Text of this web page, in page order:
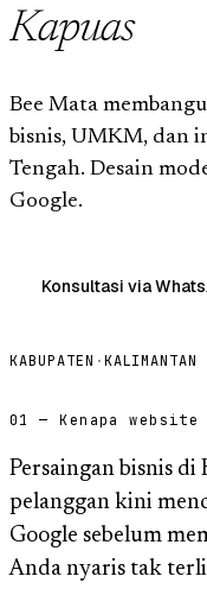
Kapuas
Bee Mata
bisnis, UMKM, dan
Tengah. Desain
Google.
Konsultasi via
KABUPATEN ·KALIMANTAN
01 — Kenapa website
Persaingan bisnis di
pelanggan kini
Google sebelum
Anda nyaris tak